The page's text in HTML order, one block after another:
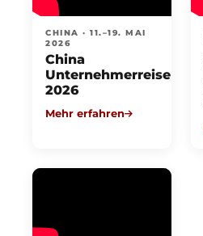
CHINA · 11.–19. MAI
2026
China
Unternehmerreise
2026
Mehr erfahren